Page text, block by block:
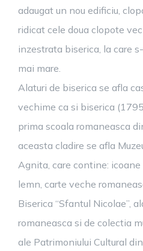
adaugat un nou edificiu,
ridicat cele doua clopote
inzestrata biserica, la care
mai mare.
Alaturi de biserica se afla
vechime ca si biserica
prima scoala romaneasca
aceasta cladire se afla
Agnita, care contine:
lemn, carte veche
Biserica “Sfantul Nicolae”,
romaneasca si de colectia
ale Patrimoniului Cultural